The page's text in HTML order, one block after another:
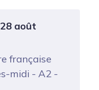
août
française
midi - A2 -